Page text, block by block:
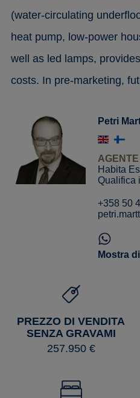
(water-circulating
heat pump, low-power
well as led lamps,
costs. In pre-marketing,
Petri
Habita
Qualifica
+358 50
Mostra
PREZZO DI VENDITA
SENZA GRAVAMI
257.950 €